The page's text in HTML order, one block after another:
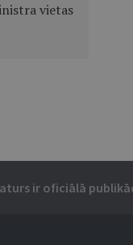
vietas
ir oficiālā